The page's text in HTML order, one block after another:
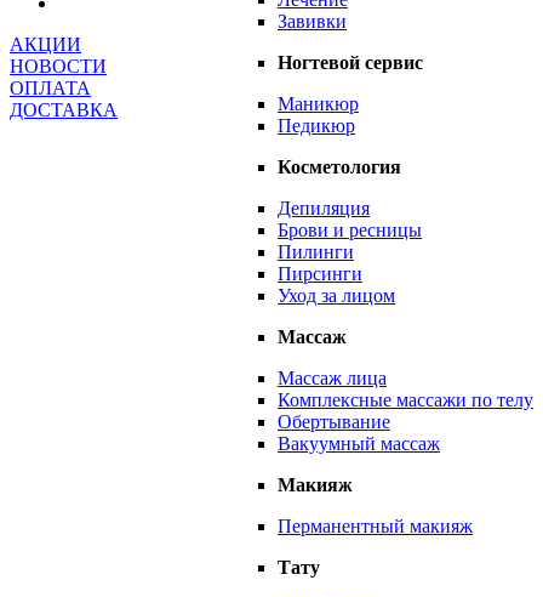
Завивки
Ногтевой сервис
Маникюр
Педикюр
Косметология
Депиляция
Брови и ресницы
Пилинги
Пирсинги
Уход за лицом
Массаж
Массаж лица
Комплексные массажи по телу
Обертывание
Вакуумный массаж
Макияж
Перманентный макияж
Тату
АКЦИИ
НОВОСТИ
ОПЛАТА
ДОСТАВКА